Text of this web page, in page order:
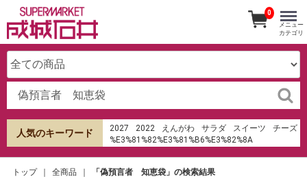
人気のキーワード 2027 2022 えんがわ サラダ スイーツ
チーズ
%E3%81%82%E3%81%B6%E3%82%8A
オードブル
成城石井
ローストビーフ
0
メニュー
カテゴリ
トップ 全商品 「偽預言者 知恵袋」の検索結果